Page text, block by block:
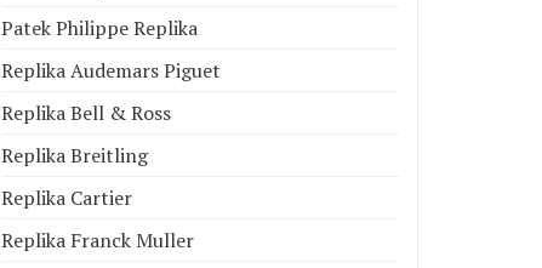
Patek Philippe Replika
Replika Audemars Piguet
Replika Bell & Ross
Replika Breitling
Replika Cartier
Replika Franck Muller